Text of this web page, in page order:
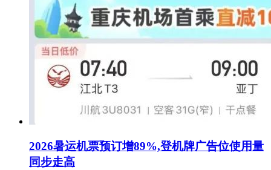
2026暑运机票预订增89%,登机牌广告位使用量
同步走高